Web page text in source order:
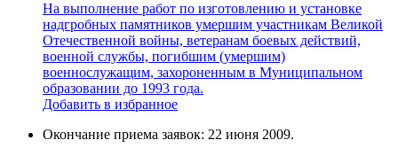
На выполнение работ по изготовлению и установке
надгробных памятников умершим участникам Великой
Отечественной войны, ветеранам боевых действий,
военной службы, погибшим (умершим)
военнослужащим, захороненным в Муниципальном
образовании до 1993 года.
Добавить в избранное
Окончание приема заявок: 22 июня 2009.